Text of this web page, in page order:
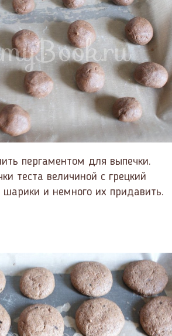
пергаментом для выпечки.
теста величиной с грецкий
шарики и немного их придавить.